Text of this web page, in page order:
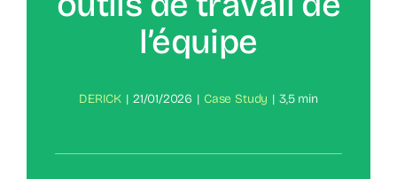
l’équipe
DERICK | 21/01/2026 | Case Study | 3,5 min